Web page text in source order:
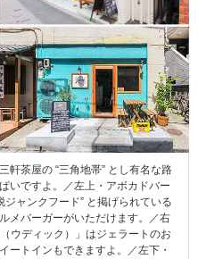
軒茶屋の “三角地帯” とし有名な路
いですよ。／左上・アボカドバー
ャンクフード” と掲げられている
メバーガーがいただけます。／右
ウディック）」はジェラートのお
ートインもできますよ。／左下・